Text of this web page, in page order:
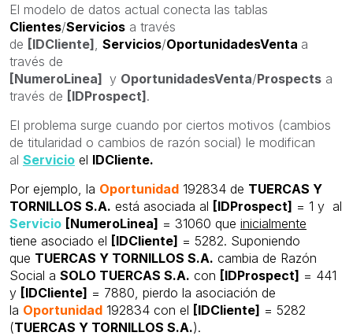
El modelo de datos actual conecta las tablas
Clientes/Servicios a través
de [IDCliente] Servicios/OportunidadesVenta a
través de
[NumeroLinea] y OportunidadesVenta/Prospects a
través de [IDProspect].
El problema surge cuando por ciertos motivos (cambios
de titularidad o cambios de razón social) le modifican
al Servicio el IDCliente.
Por ejemplo, la Oportunidad 192834 de TUERCAS Y
TORNILLOS S.A. está asociada al [IDProspect] = 1 y al
Servicio [NumeroLinea] = 31060 que inicialmente
tiene asociado el [IDCliente] = 5282. Suponiendo
que TUERCAS Y TORNILLOS S.A. cambia de Razón
Social a SOLO TUERCAS S.A. con [IDProspect] = 441
y [IDCliente] = 7880, pierdo la asociación de
la Oportunidad 192834 con el [IDCliente] = 5282
(TUERCAS Y TORNILLOS S.A.).